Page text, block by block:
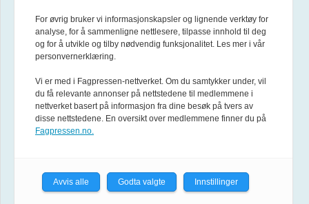
Personvern og cookies
Instagram
YouTube
For øvrig bruker vi informasjonskapsler og lignende verktøy for
analyse, for å sammenligne nettlesere, tilpasse innhold til deg
og for å utvikle og tilby nødvendig funksjonalitet. Les mer i vår
personvernerklæring.
Vi er med i Fagpressen-nettverket. Om du samtykker under, vil
du få relevante annonser på nettstedene til medlemmene i
nettverket basert på informasjon fra dine besøk på tvers av
disse nettstedene. En oversikt over medlemmene finner du på
Fagpressen.no.
Avvis alle Godta valgte Innstillinger